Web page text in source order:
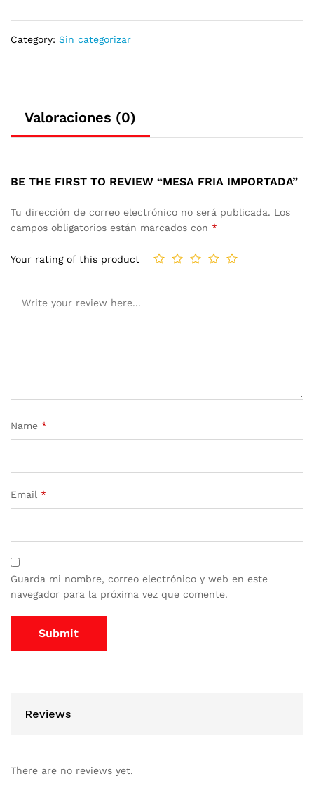
Category: Sin categorizar
Valoraciones (0)
BE THE FIRST TO REVIEW “MESA FRIA IMPORTADA”
Tu dirección de correo electrónico no será publicada. Los
campos obligatorios están marcados con *
Your rating of this product
Name *
Email *
Guarda mi nombre, correo electrónico y web en este
navegador para la próxima vez que comente.
Reviews
There are no reviews yet.